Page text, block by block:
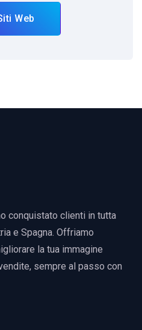
Web
conquistato clienti in tutta
e Spagna. Offriamo
la tua immagine
sempre al passo con